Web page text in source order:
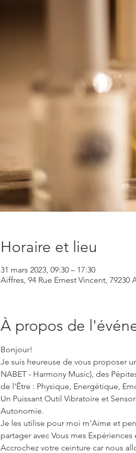
Horaire et lieu
31 mars 2023, 09:30 – 17:30
Aiffres, 94 Rue Ernest Vincent, 79230
À propos de
Bonjour!
Je suis heureuse de vous proposer
NABET - Harmony Music), des
de l'Être : Physique, Energétique,
Un Puissant Outil Vibratoire et
Autonomie.
Je les utilise pour moi m'Aime et
partager avec Vous mes
Accrochez votre ceinture car nous